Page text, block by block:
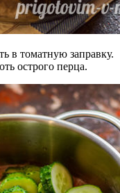
в томатную заправку.
острого перца.